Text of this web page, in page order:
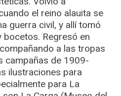
el reino alauita se
guerra civil, y allí tomó
Regresó en
a las tropas
campañas de 1909-
ilustraciones para
para La